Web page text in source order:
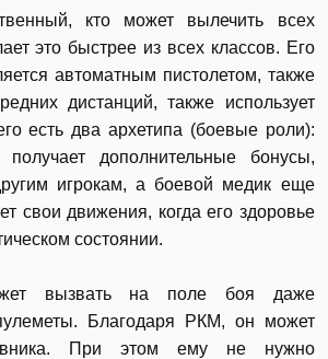
кто может вылечить всех
это быстрее из всех классов. Его
автоматным пистолетом, также
дистанций, также использует
есть два архетипа (боевые роли):
дополнительные бонусы,
игрокам, а боевой медик еще
свои движения, когда его здоровье
состоянии.
вызвать на поле боя даже
Благодаря РКМ, он может
При этом ему не нужно